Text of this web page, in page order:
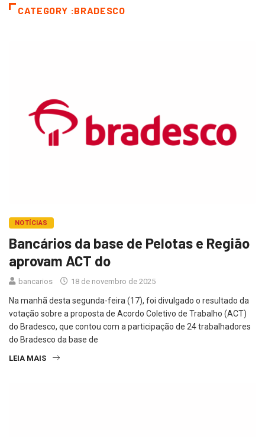
CATEGORY :BRADESCO
NOTÍCIAS
Bancários da base de Pelotas e Região
aprovam ACT do
bancarios 18 de novembro de 2025
Na manhã desta segunda-feira (17), foi divulgado o resultado da
votação sobre a proposta de Acordo Coletivo de Trabalho (ACT)
do Bradesco, que contou com a participação de 24 trabalhadores
do Bradesco da base de
LEIA MAIS